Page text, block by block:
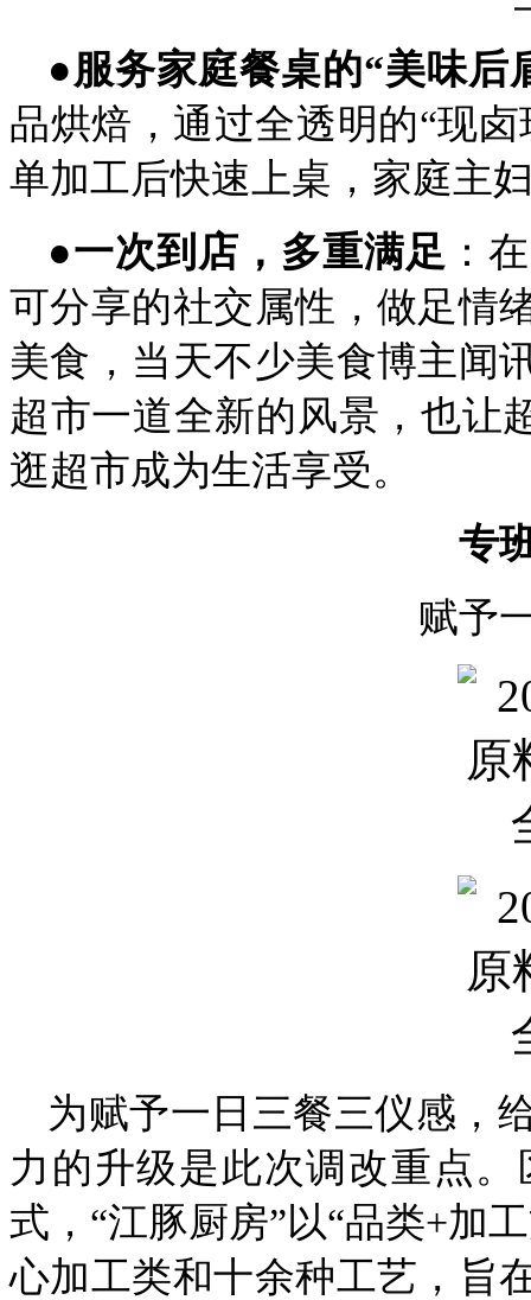
●服务家庭餐桌的“美味后
品烘焙，通过全透明的“现
单加工后快速上桌，家庭主
●一次到店，多重满足 ：
可分享的社交属性，做足情
美食，当天不少美食博主闻
超市一道全新的风景，也让
逛超市成为生活享受。
专
赋予
为赋予一日三餐三仪感，
力的升级是此次调改重点
式，“江豚厨房”以“品类+加
心加工类和十余种工艺，旨